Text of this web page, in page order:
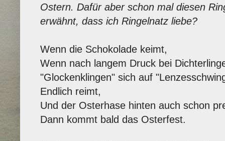
Ostern. Dafür aber schon mal diesen
erwähnt, dass ich Ringelnatz liebe?
Wenn die Schokolade keimt,
Wenn nach langem Druck bei
"Glockenklingen" sich auf
Endlich reimt,
Und der Osterhase hinten auch schon
Dann kommt bald das Osterfest.